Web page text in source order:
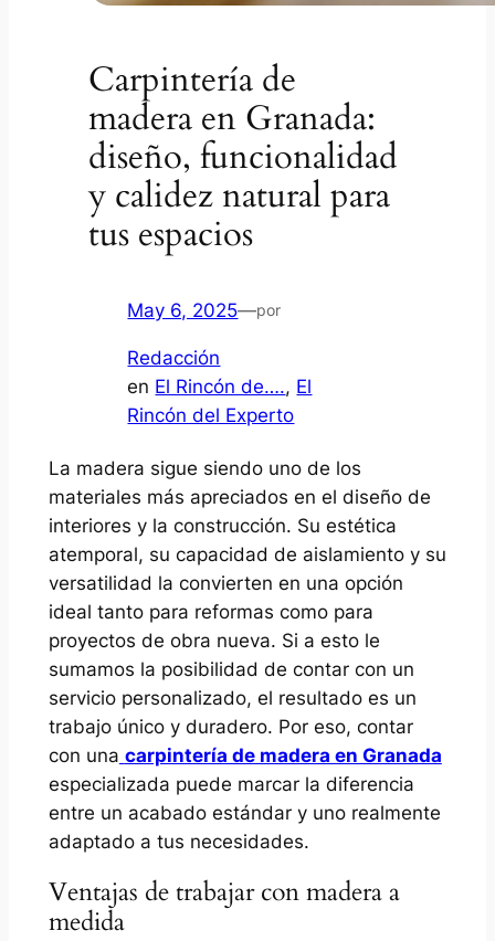
Carpintería de
madera en Granada:
diseño, funcionalidad
y calidez natural para
tus espacios
May 6, 2025—por
Redacción
en El Rincón de…., El
Rincón del Experto
La madera sigue siendo uno de los
materiales más apreciados en el diseño de
interiores y la construcción. Su estética
atemporal, su capacidad de aislamiento y su
versatilidad la convierten en una opción
ideal tanto para reformas como para
proyectos de obra nueva. Si a esto le
sumamos la posibilidad de contar con un
servicio personalizado, el resultado es un
trabajo único y duradero. Por eso, contar
con una carpintería de madera en Granada
especializada puede marcar la diferencia
entre un acabado estándar y uno realmente
adaptado a tus necesidades.
Ventajas de trabajar con madera a
medida